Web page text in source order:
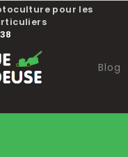
pour les
Blog